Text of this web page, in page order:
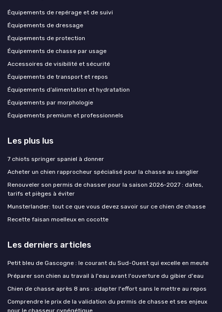
Équipements de repérage et de suivi
Équipements de dressage
Équipements de protection
Équipements de chasse par usage
Accessoires de visibilité et sécurité
Équipements de transport et repos
Équipements d’alimentation et hydratation
Équipements par morphologie
Équipements premium et professionnels
Les plus lus
7 chiots springer spaniel à donner
Acheter un chien rapprocheur spécialisé pour la chasse au sanglier
Renouveler son permis de chasser pour la saison 2026-2027 : dates,
tarifs et pièges à éviter
Munsterlander: tout ce que vous devez savoir sur ce chien de chasse
Recette faisan moelleux en cocotte
Les derniers articles
Petit bleu de Gascogne : le courant du Sud-Ouest qui excelle en meute
Préparer son chien au travail à l'eau avant l'ouverture du gibier d'eau
Chien de chasse après 8 ans : adapter l'effort sans le mettre au repos
Comprendre le prix de la validation du permis de chasse et ses enjeux